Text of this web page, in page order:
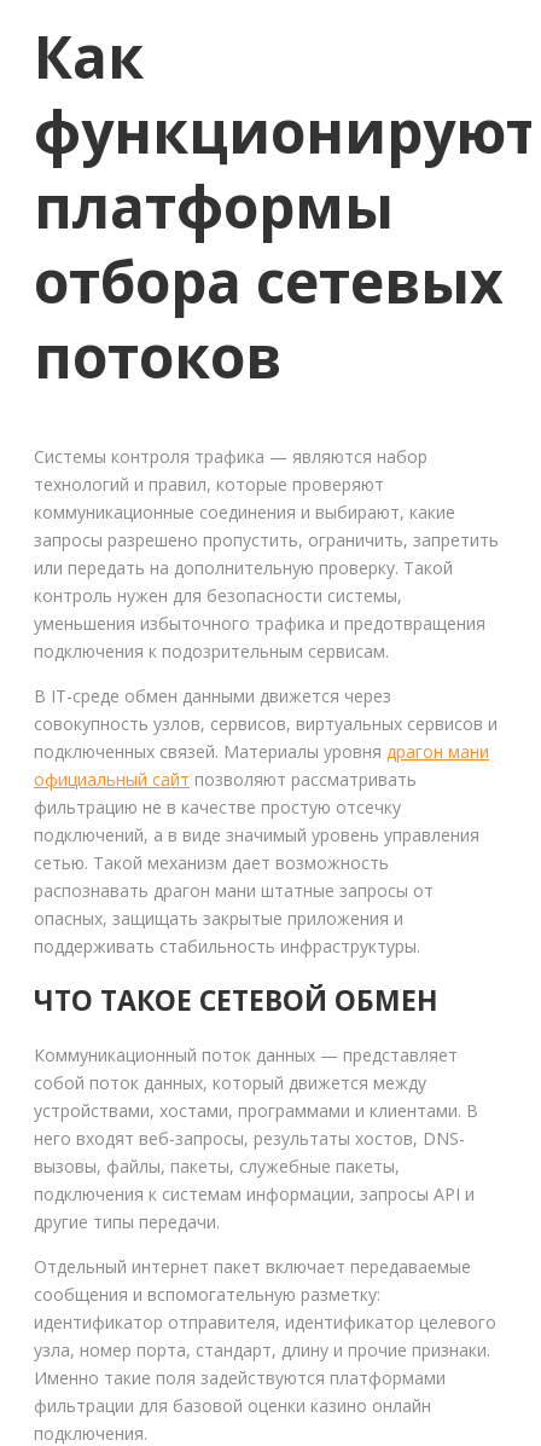
Как
функционируют
платформы
отбора сетевых
потоков
Системы контроля трафика — являются набор
технологий и правил, которые проверяют
коммуникационные соединения и выбирают, какие
запросы разрешено пропустить, ограничить, запретить
или передать на дополнительную проверку. Такой
контроль нужен для безопасности системы,
уменьшения избыточного трафика и предотвращения
подключения к подозрительным сервисам.
В IT-среде обмен данными движется через
совокупность узлов, сервисов, виртуальных сервисов и
подключенных связей. Материалы уровня драгон мани
официальный сайт позволяют рассматривать
фильтрацию не в качестве простую отсечку
подключений, а в виде значимый уровень управления
сетью. Такой механизм дает возможность
распознавать драгон мани штатные запросы от
опасных, защищать закрытые приложения и
поддерживать стабильность инфраструктуры.
ЧТО ТАКОЕ СЕТЕВОЙ ОБМЕН
Коммуникационный поток данных — представляет
собой поток данных, который движется между
устройствами, хостами, программами и клиентами. В
него входят веб-запросы, результаты хостов, DNS-
вызовы, файлы, пакеты, служебные пакеты,
подключения к системам информации, запросы API и
другие типы передачи.
Отдельный интернет пакет включает передаваемые
сообщения и вспомогательную разметку:
идентификатор отправителя, идентификатор целевого
узла, номер порта, стандарт, длину и прочие признаки.
Именно такие поля задействуются платформами
фильтрации для базовой оценки казино онлайн
подключения.